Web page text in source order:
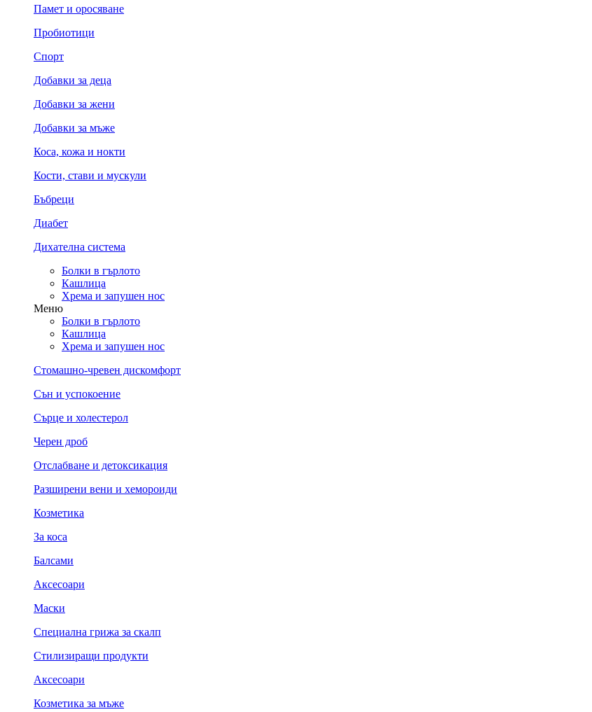
Памет и оросяване
Пробиотици
Спорт
Добавки за деца
Добавки за жени
Добавки за мъже
Коса, кожа и нокти
Кости, стави и мускули
Бъбреци
Диабет
Дихателна система
Болки в гърлото
Кашлица
Хрема и запушен нос
Меню
Болки в гърлото
Кашлица
Хрема и запушен нос
Стомашно-чревен дискомфорт
Сън и успокоение
Сърце и холестерол
Черен дроб
Отслабване и детоксикация
Разширени вени и хемороиди
Козметика
За коса
Балсами
Аксесоари
Маски
Специална грижа за скалп
Стилизиращи продукти
Аксесоари
Козметика за мъже